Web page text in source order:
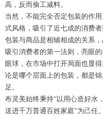
高，反而偷工减料。
当然，不能完全否定包装的作
式风格，吸引了近七成的消费
包装与商品是相辅相成的关系
吸引消费者的第一法则，亮眼
眼球，在市场中打开局面也显
论是哪个层面上的包装，都是
足。
布灵美始终秉持“以用心造好水
送进千万普通百姓家庭”为己任